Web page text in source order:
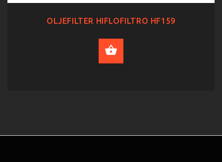
OLJEFILTER HIFLOFILTRO HF159